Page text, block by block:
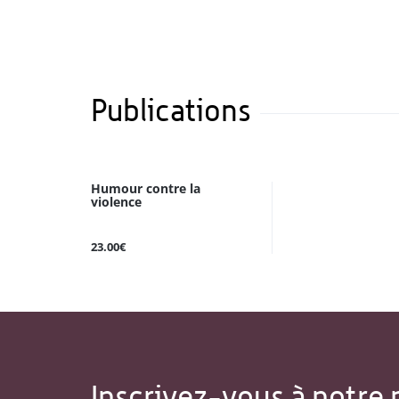
Publications
Humour contre la
violence
23.00€